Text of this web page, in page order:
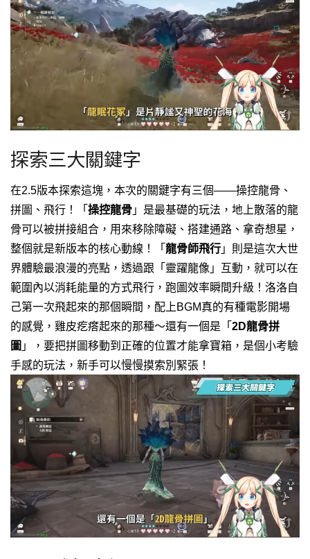
探索三大關鍵字
在2.5版本探索這塊，本次的關鍵字有三個——操控龍骨、
拼圖、飛行！
「 操控龍骨 」是最基礎的玩法，地上散落的龍
骨可以被拼接組合，用來移除障礙、搭建通路、拿奇想星，
整個就是新版本的核心動線！
「 龍骨師飛行 」則是這次大世
界體驗最浪漫的亮點，透過跟「靈躍龍像」互動，就可以在
範圍內以消耗能量的方式飛行，跑圖效率瞬間升級！洛洛自
己第一次飛起來的那個瞬間，配上BGM真的有種電影開場
的感覺，雞皮疙瘩起來的那種～還有一個是「 2D龍骨拼
圖 」，要把拼圖移動到正確的位置才能拿寶箱，是個小考驗
手感的玩法，新手可以慢慢摸索別緊張！